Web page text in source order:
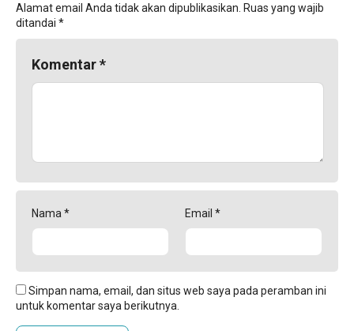
Alamat email Anda tidak akan dipublikasikan. Ruas yang wajib
ditandai *
Komentar*
Nama * Email *
Simpan nama, email, dan situs web saya pada peramban ini
untuk komentar saya berikutnya.